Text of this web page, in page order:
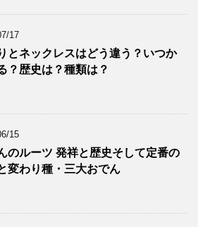
17
とネックレスはどう違う？いつか
？歴史は？種類は？
15
のルーツ 発祥と歴史そして定番の
変わり種・三大おでん